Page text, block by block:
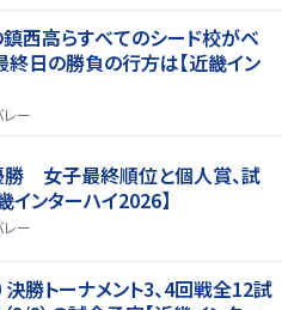
西高らすべてのシード校がベ
終日の勝負の行方は【近畿イン
レー
女子最終順位と個人賞、試
インターハイ2026】
レー
決勝トーナメント3、4回戦全12試